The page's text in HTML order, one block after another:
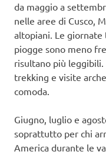
da maggio a
nelle aree di Cusco,
altopiani. Le giornate
piogge sono meno
risultano più
trekking e visite
comoda.
Giugno, luglio e
soprattutto per chi
America durante le